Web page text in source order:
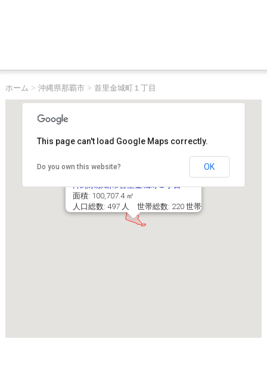
ホーム > 沖縄県那覇市> 首里金城町１丁目
沖縄県那覇市首里金城町１丁目
面積: 100,707.4 ㎡
人口総数: 497 人 世帯総数: 220 世帯
This page can't load Google Maps correctly.
Do you own this website? OK